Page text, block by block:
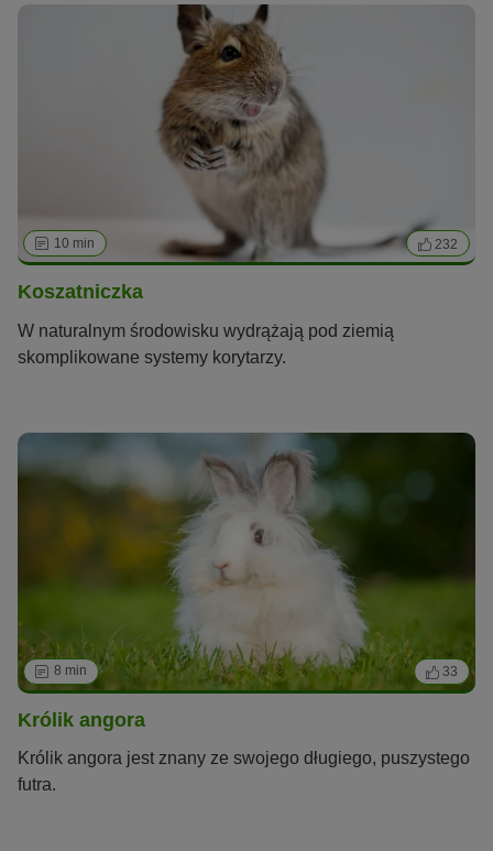
10 min 232
Koszatniczka
W naturalnym środowisku wydrążają pod ziemią
skomplikowane systemy korytarzy.
8 min 33
Królik angora
Królik angora jest znany ze swojego długiego, puszystego
futra.